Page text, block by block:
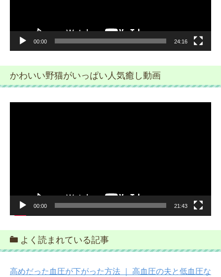
00:00 24:16
かわいい野猫がいっぱい人気癒し動画
00:00 21:43
よく読まれている記事
高めだった血圧が下がった方法 ｜ 高血圧の夫と低血圧な